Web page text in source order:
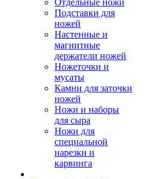
Отдельные ножи
Подставки для
ножей
Настенные и
магнитные
держатели ножей
Ножеточки и
мусаты
Камни для заточки
ножей
Ножи и наборы
для сыра
Ножи для
специальной
нарезки и
карвинга